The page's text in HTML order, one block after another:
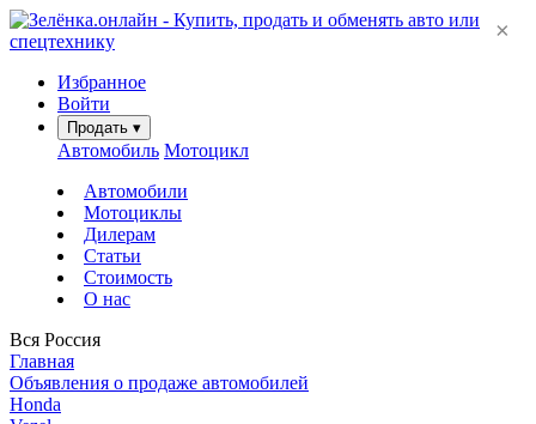
Избранное
Войти
Продать ▾
Автомобиль Мотоцикл
Автомобили
Мотоциклы
Дилерам
Статьи
Стоимость
О нас
Вся Россия
Главная
Объявления о продаже автомобилей
Honda
×